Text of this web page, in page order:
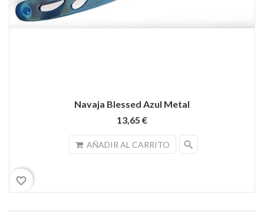
Navaja Blessed Azul Metal
13,65 €
AÑADIR AL CARRITO search
favorite_border